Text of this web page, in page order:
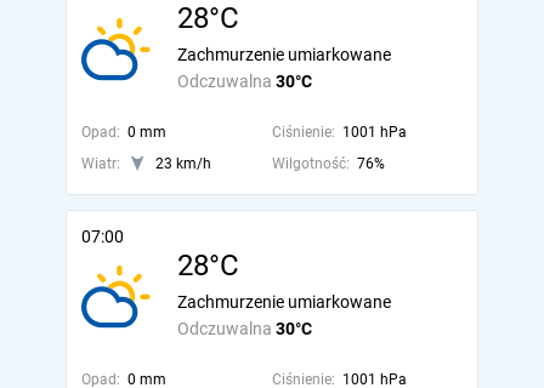
28°C
Odczuwalna 30°C
Zachmurzenie umiarkowane
Opad: 0 mm Ciśnienie: 1001 hPa
Wiatr:
23 km/h Wilgotność: 76%
07:00
28°C
Odczuwalna 30°C
Zachmurzenie umiarkowane
Opad: 0 mm Ciśnienie: 1001 hPa